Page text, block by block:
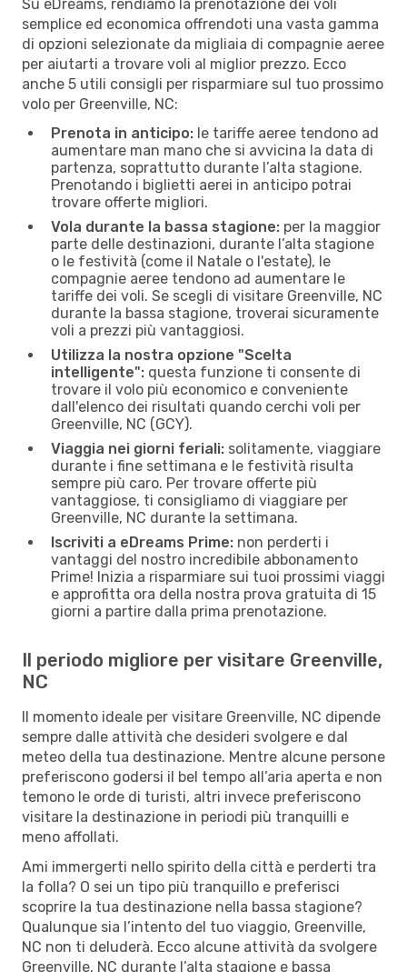
Su eDreams, rendiamo la prenotazione dei voli
semplice ed economica offrendoti una vasta gamma
di opzioni selezionate da migliaia di compagnie aeree
per aiutarti a trovare voli al miglior prezzo. Ecco
anche 5 utili consigli per risparmiare sul tuo prossimo
volo per Greenville, NC:
Prenota in anticipo: le tariffe aeree tendono ad
aumentare man mano che si avvicina la data di
partenza, soprattutto durante l’alta stagione.
Prenotando i biglietti aerei in anticipo potrai
trovare offerte migliori.
Vola durante la bassa stagione: per la maggior
parte delle destinazioni, durante l’alta stagione
o le festività (come il Natale o l'estate), le
compagnie aeree tendono ad aumentare le
tariffe dei voli. Se scegli di visitare Greenville, NC
durante la bassa stagione, troverai sicuramente
voli a prezzi più vantaggiosi.
Utilizza la nostra opzione "Scelta
intelligente": questa funzione ti consente di
trovare il volo più economico e conveniente
dall'elenco dei risultati quando cerchi voli per
Greenville, NC (GCY).
Viaggia nei giorni feriali: solitamente, viaggiare
durante i fine settimana e le festività risulta
sempre più caro. Per trovare offerte più
vantaggiose, ti consigliamo di viaggiare per
Greenville, NC durante la settimana.
Iscriviti a eDreams Prime: non perderti i
vantaggi del nostro incredibile abbonamento
Prime! Inizia a risparmiare sui tuoi prossimi viaggi
e approfitta ora della nostra prova gratuita di 15
giorni a partire dalla prima prenotazione.
Il periodo migliore per visitare Greenville,
NC
Il momento ideale per visitare Greenville, NC dipende
sempre dalle attività che desideri svolgere e dal
meteo della tua destinazione. Mentre alcune persone
preferiscono godersi il bel tempo all’aria aperta e non
temono le orde di turisti, altri invece preferiscono
visitare la destinazione in periodi più tranquilli e
meno affollati.
Ami immergerti nello spirito della città e perderti tra
la folla? O sei un tipo più tranquillo e preferisci
scoprire la tua destinazione nella bassa stagione?
Qualunque sia l’intento del tuo viaggio, Greenville,
NC non ti deluderà. Ecco alcune attività da svolgere
Greenville, NC durante l’alta stagione e bassa